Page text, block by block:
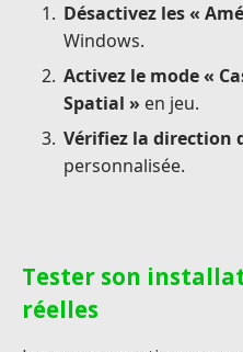
Désactivez les «
Windows.
Activez le mode «
Spatial » en jeu.
Vérifiez la direction
personnalisée.
Tester son
réelles